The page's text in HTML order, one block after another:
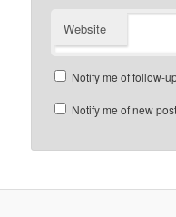
Website
Notify me of follow-
Notify me of new